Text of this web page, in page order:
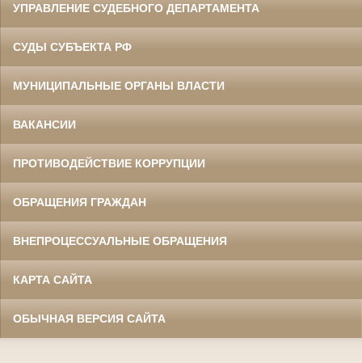
УПРАВЛЕНИЕ СУДЕБНОГО ДЕПАРТАМЕНТА
СУДЫ СУБЪЕКТА РФ
МУНИЦИПАЛЬНЫЕ ОРГАНЫ ВЛАСТИ
ВАКАНСИИ
ПРОТИВОДЕЙСТВИЕ КОРРУПЦИИ
ОБРАЩЕНИЯ ГРАЖДАН
ВНЕПРОЦЕССУАЛЬНЫЕ ОБРАЩЕНИЯ
КАРТА САЙТА
ОБЫЧНАЯ ВЕРСИЯ САЙТА